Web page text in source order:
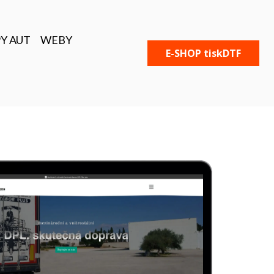
AUT
WEBY
E-SHOP tiskDTF